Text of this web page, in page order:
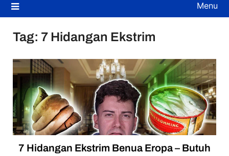
Menu
Tag: 7 Hidangan Ekstrim
7 Hidangan Ekstrim Benua Eropa – Butuh